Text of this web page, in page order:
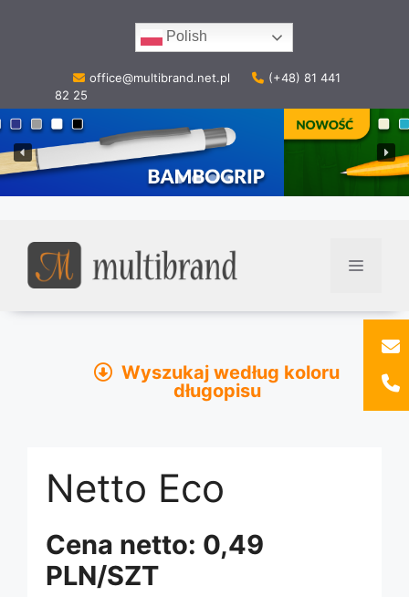
Polish
office@multibrand.net.pl
(+48) 81 441
82 25
Menu
Wyszukaj według koloru
długopisu
biały
żółty
Netto Eco
Cena netto: 0,49
PLN/SZT